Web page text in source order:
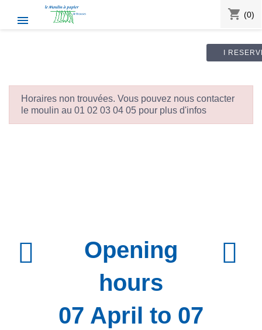
 shopping_cart (0)
I
Horaires non trouvées. Vous pouvez nous contacter
le moulin au 01 02 03 04 05 pour plus d'infos
Opening
hours
07 April to 07